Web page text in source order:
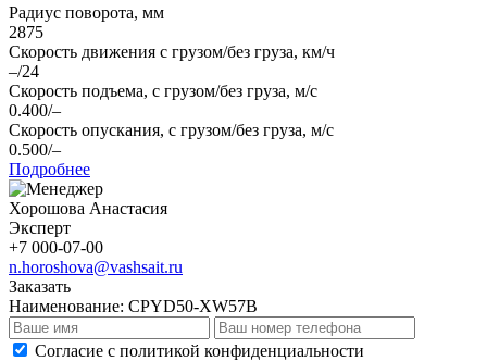
Радиус поворота, мм
2875
Скорость движения с грузом/без груза, км/ч
–/24
Скорость подъема, с грузом/без груза, м/с
0.400/–
Скорость опускания, с грузом/без груза, м/с
0.500/–
Подробнее
Хорошова Анастасия
Эксперт
+7 000-07-00
n.horoshova@vashsait.ru
Заказать
Наименование: CPYD50-XW57B
Cогласие с политикой конфиденциальности